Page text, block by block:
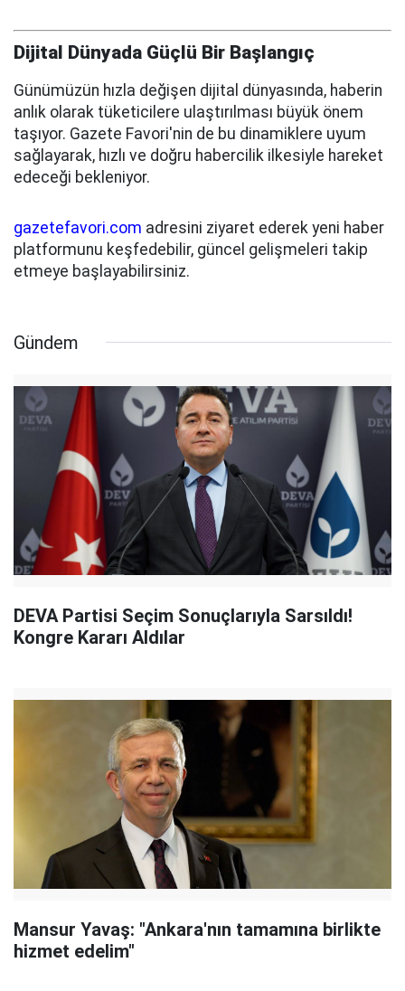
Dijital Dünyada Güçlü Bir Başlangıç
Günümüzün hızla değişen dijital dünyasında, haberin
anlık olarak tüketicilere ulaştırılması büyük önem
taşıyor. Gazete Favori'nin de bu dinamiklere uyum
sağlayarak, hızlı ve doğru habercilik ilkesiyle hareket
edeceği bekleniyor.
gazetefavori.com adresini ziyaret ederek yeni haber
platformunu keşfedebilir, güncel gelişmeleri takip
etmeye başlayabilirsiniz.
Gündem
DEVA Partisi Seçim Sonuçlarıyla Sarsıldı!
Kongre Kararı Aldılar
Mansur Yavaş: "Ankara'nın tamamına birlikte
hizmet edelim"